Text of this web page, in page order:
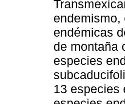
endémicas
de montaña
especies
13 especies